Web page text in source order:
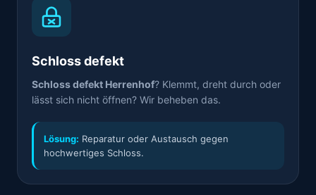
Schloss defekt
Schloss defekt Herrenhof? Klemmt, dreht durch oder
lässt sich nicht öffnen? Wir beheben das.
Lösung: Reparatur oder Austausch gegen
hochwertiges Schloss.